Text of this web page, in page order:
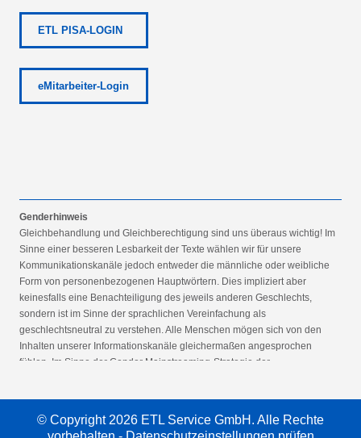
ETL PISA-LOGIN
eMitarbeiter-Login
Genderhinweis
Gleichbehandlung und Gleichberechtigung sind uns überaus wichtig! Im
Sinne einer besseren Lesbarkeit der Texte wählen wir für unsere
Kommunikationskanäle jedoch entweder die männliche oder weibliche
Form von personenbezogenen Hauptwörtern. Dies impliziert aber
keinesfalls eine Benachteiligung des jeweils anderen Geschlechts,
sondern ist im Sinne der sprachlichen Vereinfachung als
geschlechtsneutral zu verstehen. Alle Menschen mögen sich von den
Inhalten unserer Informationskanäle gleichermaßen angesprochen
fühlen. Im Sinne der Gender Mainstreaming-Strategie der
© Copyright 2026 ETL Service GmbH. Alle Rechte